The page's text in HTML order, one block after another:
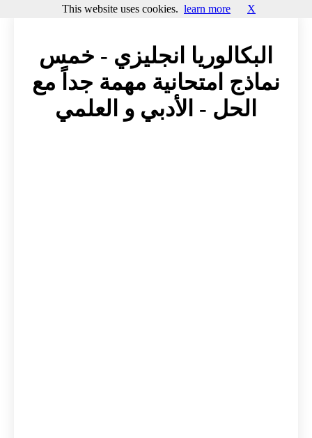
البكالوريا انجليزي - خمس
نماذج امتحانية مهمة جداً مع
الحل - الأدبي و العلمي
This website uses cookies. learn more X